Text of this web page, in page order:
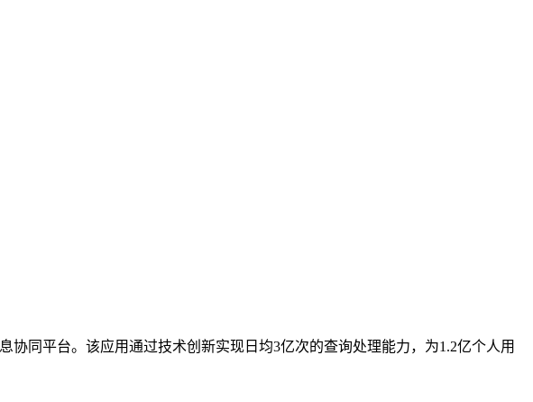
同平台。该应用通过技术创新实现日均3亿次的查询处理能力，为1.2亿个人用